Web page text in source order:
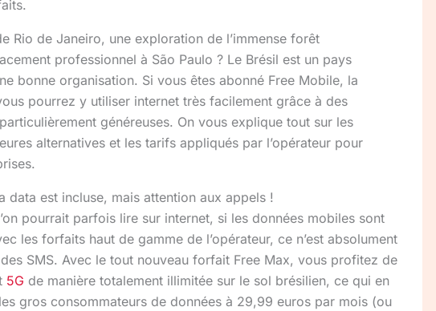
Rio de Janeiro, une exploration de l’immense forêt
professionnel à São Paulo ? Le Brésil est un pays
bonne organisation. Si vous êtes abonné Free Mobile, la
pourrez y utiliser internet très facilement grâce à des
généreuses. On vous explique tout sur les
alternatives et les tarifs appliqués par l’opérateur pour
data est incluse, mais attention aux appels !
pourrait parfois lire sur internet, si les données mobiles sont
les forfaits haut de gamme de l’opérateur, ce n’est absolument
SMS. Avec le tout nouveau forfait Free Max, vous profitez de
5G de manière totalement illimitée sur le sol brésilien, ce qui en
gros consommateurs de données à 29,99 euros par mois (ou